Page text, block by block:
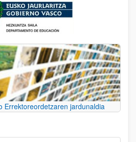
Errektoreordetzaren jardunaldia